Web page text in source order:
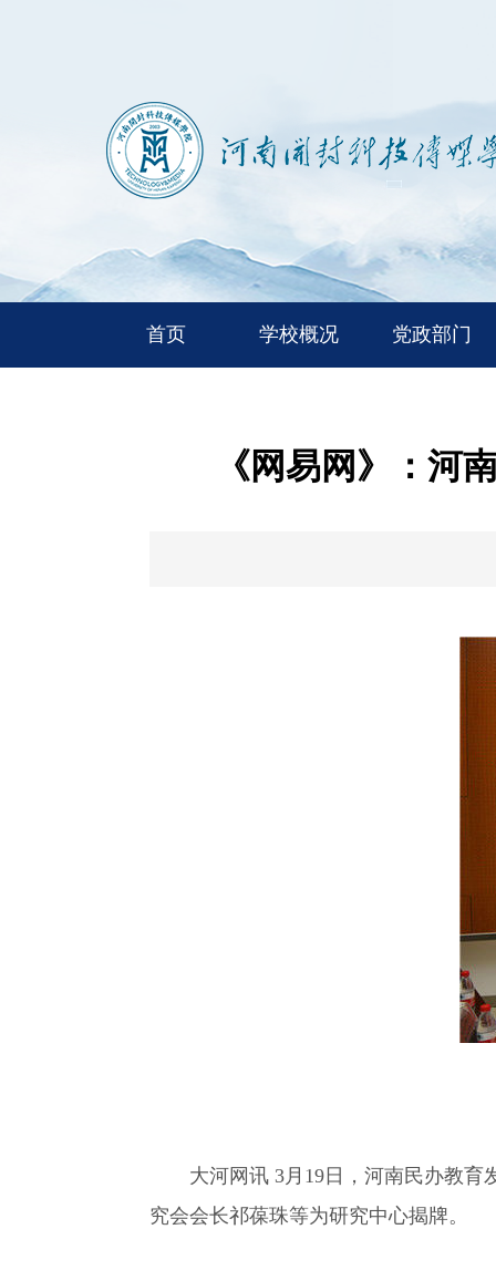
首页 学校概况 党政部门
《网易网》：河
大河网讯 3月19日，河南民办教育
究会会长祁葆珠等为研究中心揭牌。